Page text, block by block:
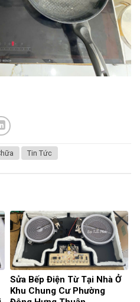
Tin Tức
Sửa Bếp Điện Từ Tại Nhà Ở
Khu Chung Cư Phường